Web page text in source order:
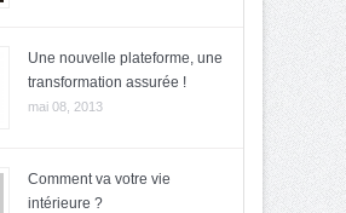
Une nouvelle plateforme, une
transformation assurée !
mai 08, 2013
Comment va votre vie
intérieure ?